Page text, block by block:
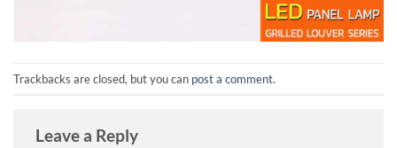
Trackbacks are closed, but you can post a comment.
Leave a Reply